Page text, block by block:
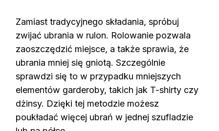
Zamiast tradycyjnego składania, spróbuj
zwijać ubrania w rulon. Rolowanie pozwala
zaoszczędzić miejsce, a także sprawia, że
ubrania mniej się gniotą. Szczególnie
sprawdzi się to w przypadku mniejszych
elementów garderoby, takich jak T-shirty czy
dżinsy. Dzięki tej metodzie możesz
poukładać więcej ubrań w jednej szufladzie